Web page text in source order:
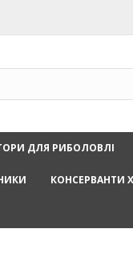
ДЛЯ РИБОЛОВЛІ
КОНСЕРВАНТИ